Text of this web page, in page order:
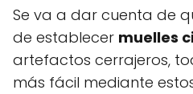
Se va a dar cuenta de
de establecer muelles
artefactos cerrajeros,
más fácil mediante